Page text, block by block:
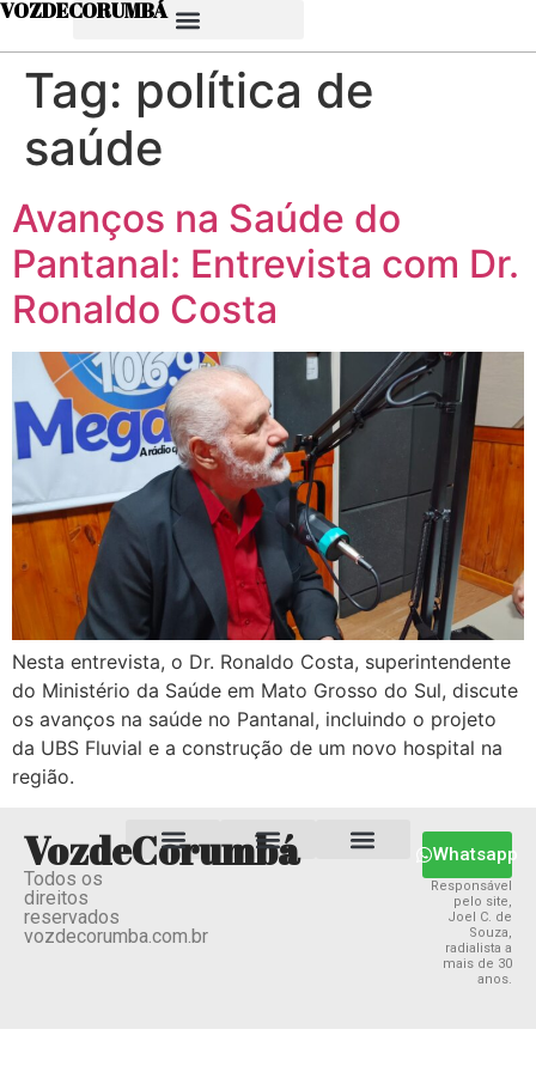
VOZDECORUMBÁ
Tag: política de
saúde
Avanços na Saúde do
Pantanal: Entrevista com Dr.
Ronaldo Costa
Nesta entrevista, o Dr. Ronaldo Costa, superintendente
do Ministério da Saúde em Mato Grosso do Sul, discute
os avanços na saúde no Pantanal, incluindo o projeto
da UBS Fluvial e a construção de um novo hospital na
região.
VozdeCorumbá
Todos os
direitos
reservados
vozdecorumba.com.br
Whatsapp
Responsável
pelo site,
Joel C. de
Souza,
radialista a
mais de 30
anos.